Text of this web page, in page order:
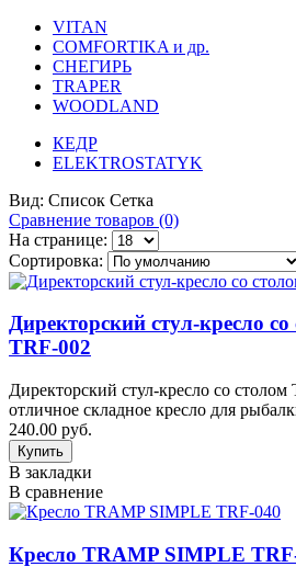
VITAN
COMFORTIKA и др.
СНЕГИРЬ
TRAPER
WOODLAND
КЕДР
ELEKTROSTATYK
Вид: Список Сетка
Сравнение товаров (0)
На странице:
Сортировка:
Директорский стул-кресло
TRF-002
Директорский стул-кресло со
отличное складное кресло для
240.00 руб.
В закладки
В сравнение
Кресло TRAMP SIMPLE